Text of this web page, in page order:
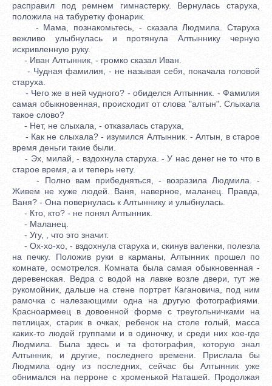
расправил под ремнем гимнастерку. Вернулась старуха,
положила на табуретку фонарик.
- Мама, познакомьтесь, - сказала Людмила. Старуха
вежливо улыбнулась и протянула Алтыннику черную
искривленную руку.
- Иван Алтынник, - громко сказал Иван.
- Чудная фамилия, - не называя себя, покачала головой
старуха.
- Чего же в ней чудного? - обиделся Алтынник. - Фамилия
самая обыкновенная, происходит от слова "алтын". Слыхала
такое слово?
- Нет, не слыхала, - отказалась старуха,
- Как не слыхала? - изумился Алтынник. - Алтын, в старое
время деньги такие были.
- Эх, милай, - вздохнула старуха. - У нас денег не то что в
старое время, а и теперь нету.
- Полно вам прибедняться, - возразила Людмила. -
Живем не хуже людей. Ваня, наверное, маланец. Правда,
Ваня? - Она повернулась к Алтыннику и улыбнулась.
- Кто, кто? - не понял Алтынник.
- Маланец.
- Угу, , что это значит.
- Ох-хо-хо, - вздохнула старуха и, скинув валенки, полезла
на печку. Положив руки в карманы, Алтынник прошел по
комнате, осмотрелся. Комната была самая обыкновенная -
деревенская. Ведра с водой на лавке возле двери, тут же
рукомойник, дальше на стене портрет Кагановича, под ним
рамочка с налезающими одна на другую фотографиями.
Красноармеец в довоенной форме с треугольничками на
петлицах, старик в очках, ребенок на столе голый, масса
каких-то людей группами и в одиночку, и среди них кое-где
Людмила. Была здесь и та фотография, которую знал
Алтынник, и другие, последнего времени. Прислала бы
Людмила одну из последних, сейчас бы Алтынник уже
обнимался на перроне с хроменькой Наташей. Продолжая